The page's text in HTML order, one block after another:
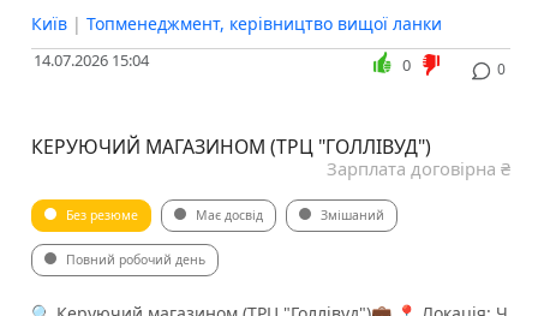
Київ | Топменеджмент, керівництво вищої ланки
14.07.2026 15:04 0
0
КЕРУЮЧИЙ МАГАЗИНОМ (ТРЦ "ГОЛЛІВУД")
Зарплата договірна ₴
Без резюме Має досвід Змішаний
Повний робочий день